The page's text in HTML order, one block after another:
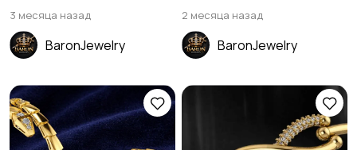
3 месяца назад
BaronJewelry
2 месяца назад
BaronJewelry